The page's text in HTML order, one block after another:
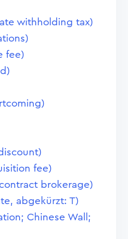
withholding tax)
fee)
fee)
brokerage)
abgekürzt: T)
Chinese Wall;